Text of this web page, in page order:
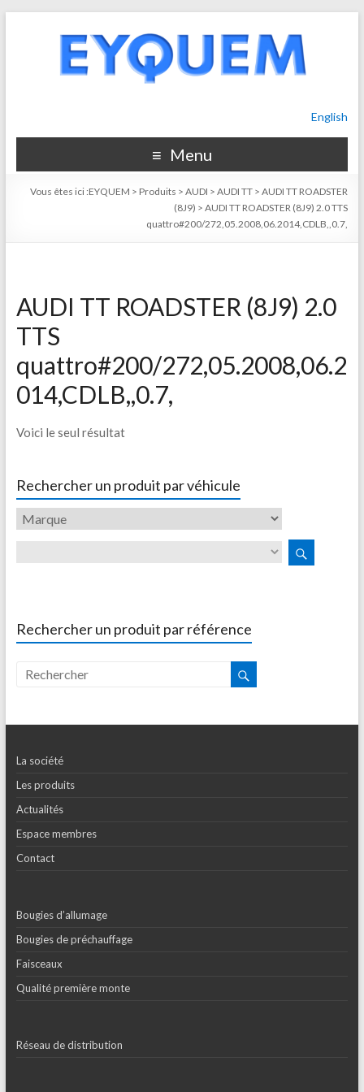
English
Menu
Vous êtes ici :EYQUEM > Produits >AUDI >AUDI TT >AUDI TT ROADSTER
(8J9) >AUDI TT ROADSTER (8J9) 2.0 TTS
quattro#200/272,05.2008,06.2014,CDLB,,0.7,
AUDI TT ROADSTER (8J9) 2.0
TTS
quattro#200/272,05.2008,06.2
014,CDLB,,0.7,
Voici le seul résultat
Rechercher un produit par véhicule
Rechercher un produit par référence
La société
Les produits
Actualités
Espace membres
Contact
Bougies d’allumage
Bougies de préchauffage
Faisceaux
Qualité première monte
Réseau de distribution